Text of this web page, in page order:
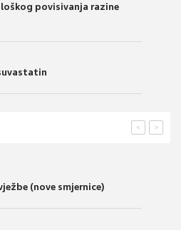
povisivanja razine
>
<
(nove smjernice)